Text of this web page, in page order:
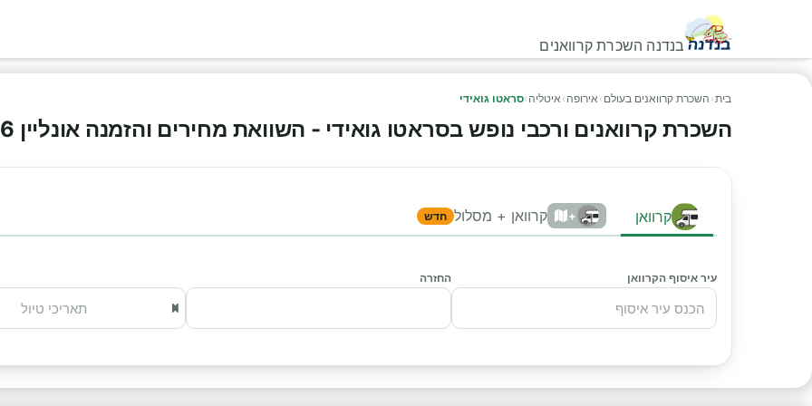
בנדנה השכרת קרוואנים
בית› השכרת קרוואנים בעולם › אירופה › איטליה ›סראטו גואידי
השכרת קרוואנים ורכבי נופש בסראטו גואידי - השוואת מחירים והזמנה אונליין 2026
קרוואן + קרוואן + מסלול חדש
עיר איסוף הקרוואן החזרה